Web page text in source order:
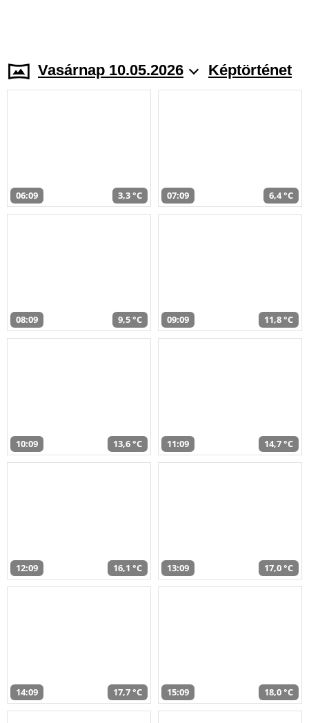
Vasárnap 10.05.2026 Képtörténet
06:09 3,3 °C 07:09 6,4 °C
08:09 9,5 °C 09:09 11,8 °C
10:09 13,6 °C 11:09 14,7 °C
12:09 16,1 °C 13:09 17,0 °C
14:09 17,7 °C 15:09 18,0 °C